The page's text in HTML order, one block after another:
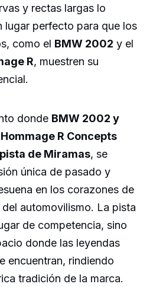
y rectas largas lo
lugar perfecto para que los
como el BMW 2002 y el
R, muestren su
donde BMW 2002 y
R Concepts
de Miramas, se
única de pasado y
en los corazones de
automovilismo. La pista
de competencia, sino
donde las leyendas
encuentran, rindiendo
tradición de la marca.